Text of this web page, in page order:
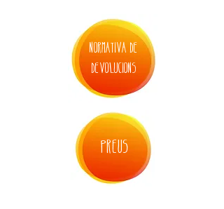
normativa de
devolucions
PREUS